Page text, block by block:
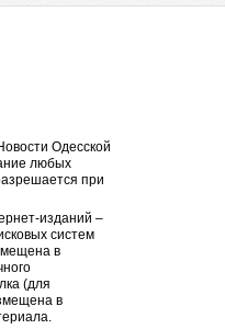
Одесской
любых
при
изданий –
систем
в
(для
в